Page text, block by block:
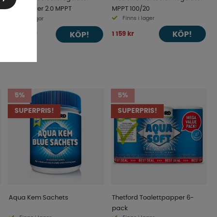
PeakPower 2.0 MPPT
4-9 dagar
fr. 859 kr KÖP!
MPPT 100/20
Finns i lager
1 159 kr KÖP!
5%
SUPERPRIS!
Aqua Kem Sachets
5%
SUPERPRIS!
Thetford Toalettpapper 6-
pack